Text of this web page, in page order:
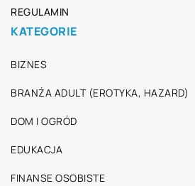
REGULAMIN
KATEGORIE
BIZNES
BRANŻA ADULT (EROTYKA, HAZARD)
DOM I OGRÓD
EDUKACJA
FINANSE OSOBISTE